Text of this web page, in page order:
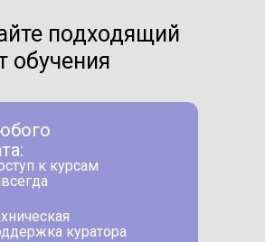
подходящий
обучения
к курсам
куратора